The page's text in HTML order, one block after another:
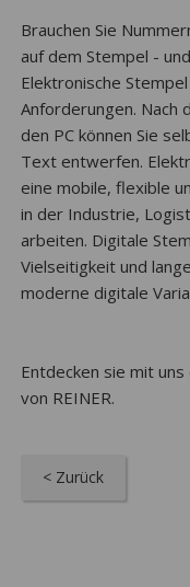
Brauchen Sie
auf dem Stempel -
Elektronische
Anforderungen. Nach
den PC können Sie
Text entwerfen.
eine mobile, flexible
in der Industrie,
arbeiten. Digitale
Vielseitigkeit und
moderne digitale
Entdecken sie mit
von REINER.
< Zurück